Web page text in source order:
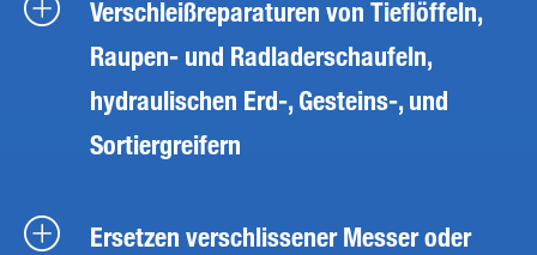
Verschleißreparaturen von Tieflöffeln,
Raupen- und Radladerschaufeln,
hydraulischen Erd-, Gesteins-, und
Sortiergreifern
Ersetzen verschlissener Messer oder